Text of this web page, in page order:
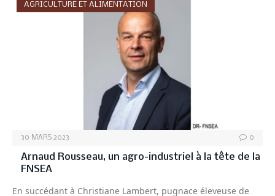
AGRICULTURE ET ALIMENTATION
30 MARS 2023 0
Arnaud Rousseau, un agro-industriel à la tête de la
FNSEA
En succédant à Christiane Lambert, pugnace éleveuse de